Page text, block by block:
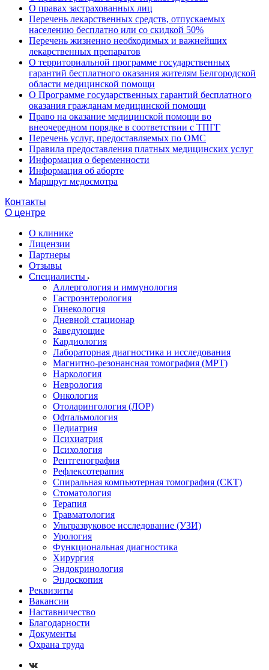
О правах застрахованных лиц
Перечень лекарственных средств, отпускаемых
населению бесплатно или со скидкой 50%
Перечень жизненно необходимых и важнейших
лекарственных препаратов
О территориальной программе государственных
гарантий бесплатного оказания жителям Белгородской
области медицинской помощи
О Программе государственных гарантий бесплатного
оказания гражданам медицинской помощи
Право на оказание медицинской помощи во
внеочередном порядке в соответствии с ТПГГ
Перечень услуг, предоставляемых по ОМС
Правила предоставления платных медицинских услуг
Информация о беременности
Информация об аборте
Маршрут медосмотра
Контакты
О центре
О клинике
Лицензии
Партнеры
Отзывы
Специалисты
Аллергология и иммунология
Гастроэнтерология
Гинекология
Дневной стационар
Заведующие
Кардиология
Лабораторная диагностика и исследования
Магнитно-резонансная томография (МРТ)
Наркология
Неврология
Онкология
Отоларингология (ЛОР)
Офтальмология
Педиатрия
Психиатрия
Психология
Рентгенография
Рефлексотерапия
Спиральная компьютерная томография (СКТ)
Стоматология
Терапия
Травматология
Ультразвуковое исследование (УЗИ)
Урология
Функциональная диагностика
Хирургия
Эндокринология
Эндоскопия
Реквизиты
Вакансии
Наставничество
Благодарности
Документы
Охрана труда